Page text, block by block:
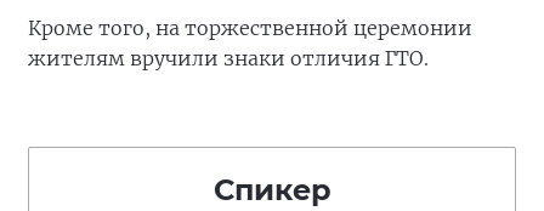
Кроме того, на торжественной церемонии
жителям вручили знаки отличия ГТО.
Спикер